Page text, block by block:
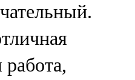
работа,